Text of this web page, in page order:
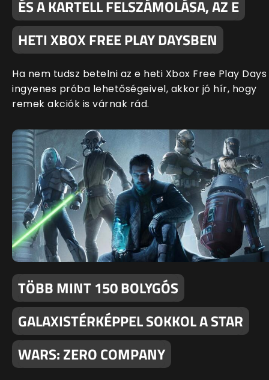
ÉS A KARTELL FELSZÁMOLÁSA, AZ E
HETI XBOX FREE PLAY DAYSBEN
Ha nem tudsz betelni az e heti Xbox Free Play Days
ingyenes próba lehetőségeivel, akkor jó hír, hogy
remek akciók is várnak rád.
TÖBB MINT 150 BOLYGÓS
GALAXISTÉRKÉPPEL SOKKOL A STAR
WARS: ZERO COMPANY